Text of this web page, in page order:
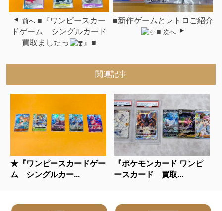
前へ ■『ワンピースカー
ドゲーム シングルカード
買取ましたっ
』■
■新作ゲームとレトロご紹介
■ 次へ
関連記事
★『ワンピースカードゲー
ム シングルカー...
『ポケモンカード ワンピ
ースカード 買取...